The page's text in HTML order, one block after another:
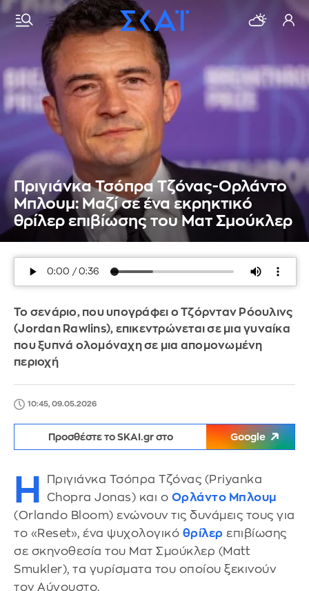
Πριγιάνκα Τσόπρα Τζόνας-Ορλάντο
Μπλουμ: Μαζί σε ένα εκρηκτικό
θρίλερ επιβίωσης του Ματ Σμούκλερ
Το σενάριο, που υπογράφει ο Τζόρνταν Ρόουλινς
(Jordan Rawlins), επικεντρώνεται σε μια γυναίκα
που ξυπνά ολομόναχη σε μια απομονωμένη
περιοχή
10:45, 09.05.2026
Προσθέστε το SKAI.gr στο Google
Η
Πριγιάνκα Τσόπρα Τζόνας (Priyanka
Chopra Jonas) και ο Ορλάντο Μπλουμ
(Orlando Bloom) ενώνουν τις δυνάμεις τους για
το «Reset», ένα ψυχολογικό θρίλερ επιβίωσης
σε σκηνοθεσία του Ματ Σμούκλερ (Matt
Smukler), τα γυρίσματα του οποίου ξεκινούν
τον Αύγουστο.